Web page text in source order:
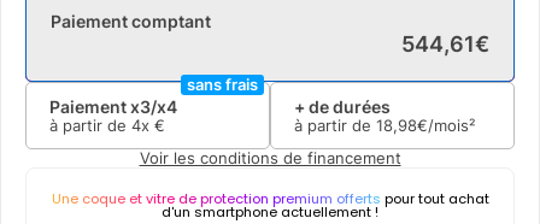
Paiement comptant
544,61€
Paiement x3/x4
à partir de 4x €
sans frais
+ de durées
à partir de 18,98€/mois²
Voir les conditions de financement
Une coque et vitre de protection premium offerts pour tout achat
d'un smartphone actuellement !